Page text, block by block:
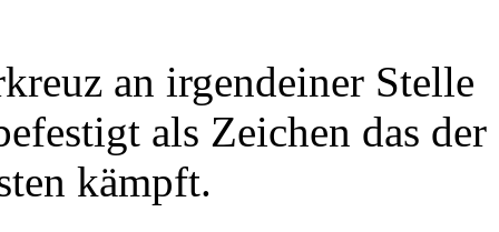
an irgendeiner Stelle
als Zeichen das der
kämpft.